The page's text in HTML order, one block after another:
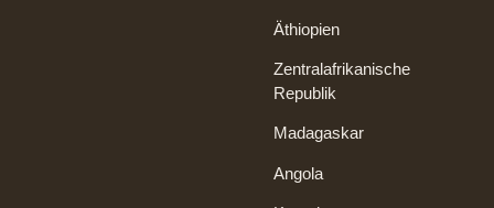
Äthiopien
Zentralafrikanische
Republik
Madagaskar
Angola